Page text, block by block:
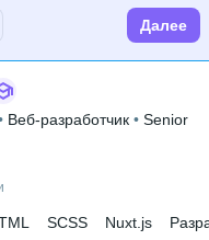
Далее
3 года и 10 месяцев
Веб-разработчик • Senior
SCSS Nuxt.js